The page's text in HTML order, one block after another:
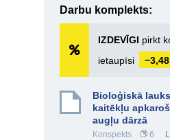
Darbu komplekts:
IZDEVĪGI pirkt
ietaupīsi
Bioloģiskā
kaitēkļu
augļu dārzā
Konspekts 6